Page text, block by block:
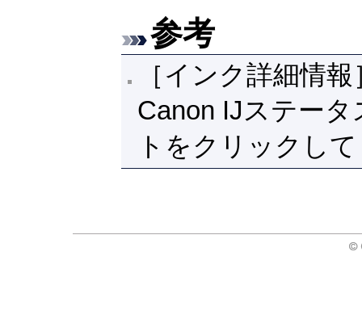
参考
［インク詳細情報
Canon IJステー
トをクリックし